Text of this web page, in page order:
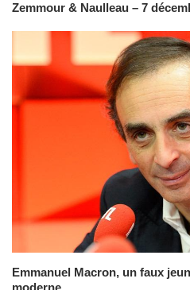
Zemmour & Naulleau – 7
Emmanuel Macron, un faux
moderne